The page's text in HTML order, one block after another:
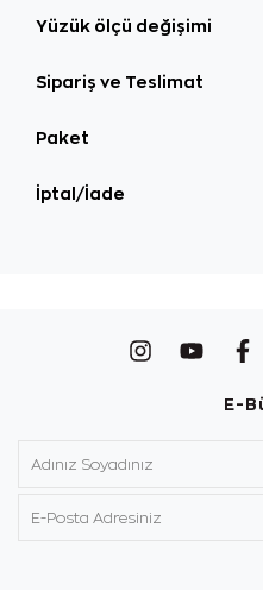
Yüzük ölçü değişimi
Sipariş ve Teslimat
Paket
İptal/İade
E-